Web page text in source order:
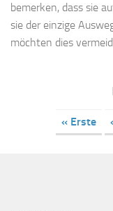
bemerken, dass sie
sie der einzige
möchten dies
« Erste